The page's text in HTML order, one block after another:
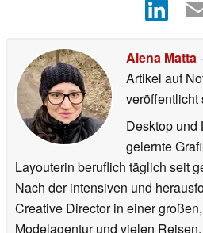
Alena Matta
Artikel auf
veröffentlicht
Desktop und
gelernte
Layouterin beruflich täglich seit
Nach der intensiven und
Creative Director in einer
Modelagentur und vielen